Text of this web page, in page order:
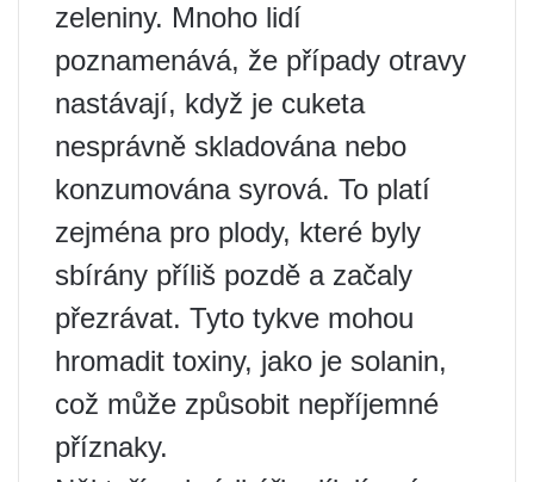
zeleniny. Mnoho lidí
poznamenává, že případy otravy
nastávají, když je cuketa
nesprávně skladována nebo
konzumována syrová. To platí
zejména pro plody, které byly
sbírány příliš pozdě a začaly
přezrávat. Tyto tykve mohou
hromadit toxiny, jako je solanin,
což může způsobit nepříjemné
příznaky.